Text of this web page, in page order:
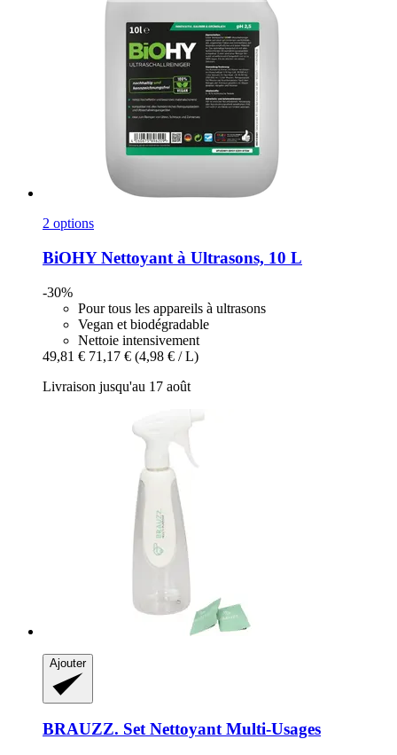
2 options
BiOHYNettoyant à Ultrasons, 10 L
-30%
Pour tous les appareils à ultrasons
Vegan et biodégradable
Nettoie intensivement
49,81 € 71,17 € (4,98 € / L)
Livraison jusqu'au 17 août
Ajouter
BRAUZZ. Set Nettoyant Multi-​Usages